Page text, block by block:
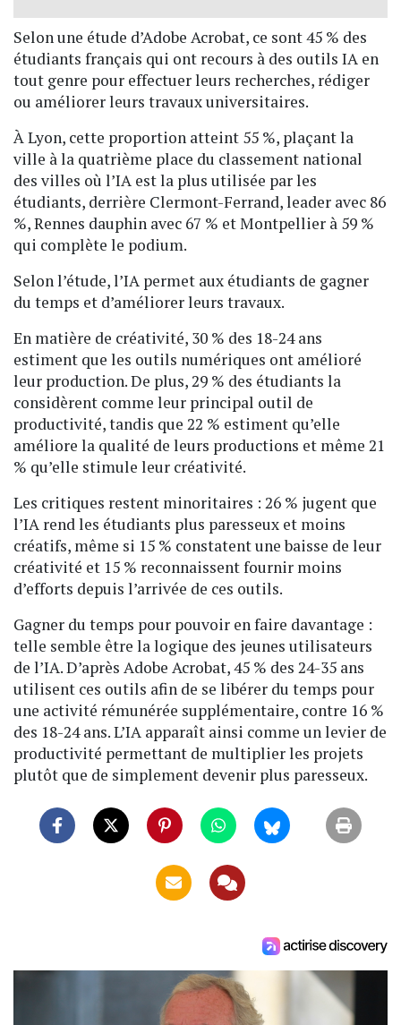
Selon une étude d’Adobe Acrobat, ce sont 45 % des
étudiants français qui ont recours à des outils IA en
tout genre pour effectuer leurs recherches, rédiger
ou améliorer leurs travaux universitaires.
À Lyon, cette proportion atteint 55 %, plaçant la
ville à la quatrième place du classement national
des villes où l’IA est la plus utilisée par les
étudiants, derrière Clermont-Ferrand, leader avec 86
%, Rennes dauphin avec 67 % et Montpellier à 59 %
qui complète le podium.
Selon l’étude, l’IA permet aux étudiants de gagner
du temps et d’améliorer leurs travaux.
En matière de créativité, 30 % des 18-24 ans
estiment que les outils numériques ont amélioré
leur production. De plus, 29 % des étudiants la
considèrent comme leur principal outil de
productivité, tandis que 22 % estiment qu’elle
améliore la qualité de leurs productions et même 21
% qu’elle stimule leur créativité.
Les critiques restent minoritaires : 26 % jugent que
l’IA rend les étudiants plus paresseux et moins
créatifs, même si 15 % constatent une baisse de leur
créativité et 15 % reconnaissent fournir moins
d’efforts depuis l’arrivée de ces outils.
Gagner du temps pour pouvoir en faire davantage :
telle semble être la logique des jeunes utilisateurs
de l’IA. D’après Adobe Acrobat, 45 % des 24-35 ans
utilisent ces outils afin de se libérer du temps pour
une activité rémunérée supplémentaire, contre 16 %
des 18-24 ans. L’IA apparaît ainsi comme un levier de
productivité permettant de multiplier les projets
plutôt que de simplement devenir plus paresseux.